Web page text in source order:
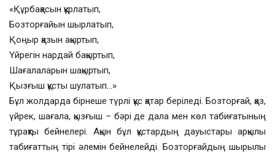
«Құрбақасын құрлатып,
Бозторғайын шырлатып,
Қоңыр қазын ақыртып,
Үйрегін нардай бақыртып,
Шағалаларын шақыртып,
Қызғыш құсты шулатып…»
Бұл жолдарда бірнеше түрлі құс қатар беріледі. Бозторғай, қаз,
үйрек, шағала, қызғыш – бәрі де дала мен көл табиғатының
тұрақты бейнелері. Ақын бұл құстардың дауыстары арқылы
табиғаттың тірі әлемін бейнелейді. Бозторғайдың шырылы